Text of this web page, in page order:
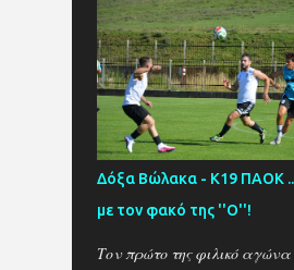
Δόξα Βώλακα - Κ19 ΠΑΟΚ
με τον φακό της ''Ο''!
Τον πρώτο της φιλικό